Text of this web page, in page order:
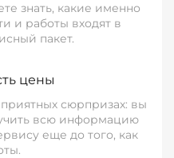
знать, какие именно
и работы входят в
пакет.
цены
сюрпризах: вы
всю информацию
еще до того, как